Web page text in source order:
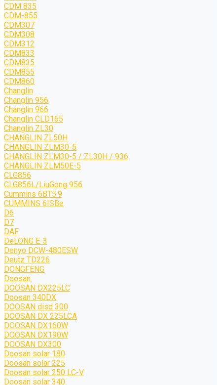
CDM 835
CDM-855
CDM307
CDM308
CDM312
CDM833
CDM835
CDM855
CDM860
Changlin
Changlin 956
Changlin 966
Changlin CLD165
Changlin ZL30
CHANGLIN ZL50H
CHANGLIN ZLM30-5
CHANGLIN ZLM30-5 / ZL30H / 936
CHANGLIN ZLM50E-5
CLG856
CLG856L/LiuGong 956
Cummins 6BT5.9
CUMMINS 6ISBe
D6
D7
DAF
DeLONG Е-3
Denyo DCW-480ESW
Deutz TD226
DONGFENG
Doosan
DOOSAN DX225LC
Doosan 340DX
DOOSAN disd 300
DOOSAN DX 225LCA
DOOSAN DX160W
DOOSAN DX190W
DOOSAN DX300
Doosan solar 180
Doosan solar 225
Doosan solar 250 LC-V
Doosan solar 340